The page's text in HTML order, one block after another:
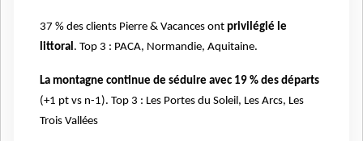
37 % des clients Pierre & Vacances ont privilégié le
littoral. Top 3 : PACA, Normandie, Aquitaine.
La montagne continue de séduire avec 19 % des départs
(+1 pt vs n-1). Top 3 : Les Portes du Soleil, Les Arcs, Les
Trois Vallées